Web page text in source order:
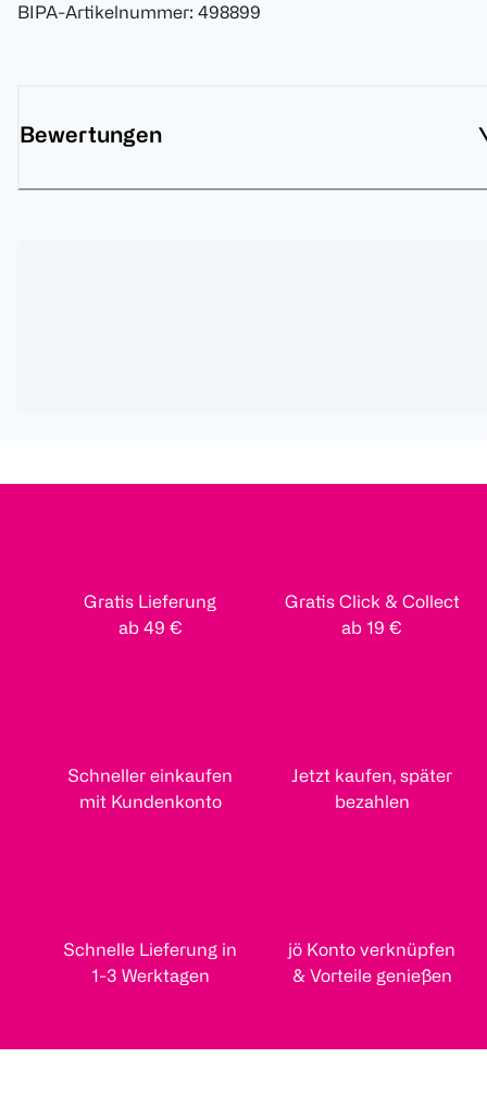
BIPA-Artikelnummer: 498899
Bewertungen
Gratis Lieferung
ab 49 €
Gratis Click & Collect
ab 19 €
Schneller einkaufen
mit Kundenkonto
Jetzt kaufen, später
bezahlen
Schnelle Lieferung in
1-3 Werktagen
jö Konto verknüpfen
& Vorteile genießen